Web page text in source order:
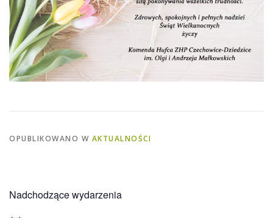
OPUBLIKOWANO W AKTUALNOŚCI
Nadchodzące wydarzenia